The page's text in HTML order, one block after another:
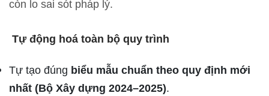
còn lo sai sót pháp lý.
Tự động hoá toàn bộ quy trình
Tự tạo đúng biểu mẫu chuẩn theo quy định mới
nhất (Bộ Xây dựng 2024–2025).